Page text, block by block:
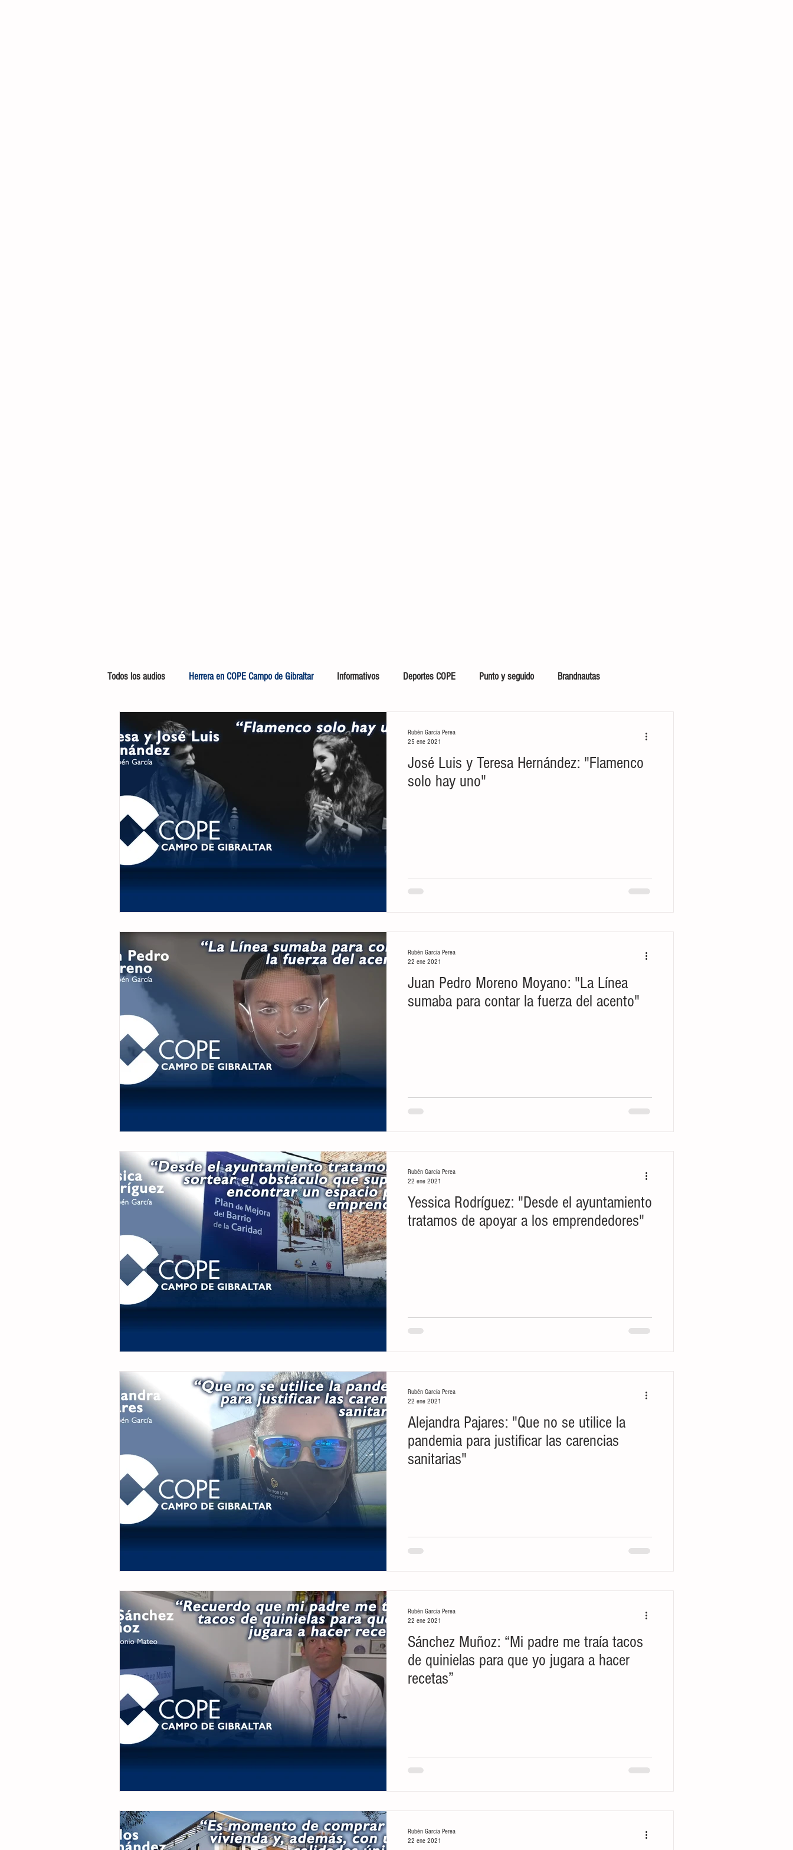
Todos los audios Herrera en COPE Campo de Gibraltar Informativos Deportes COPE Punto y seguido Brandnautas
Te queremos ver Arrancamos motores Crónicas del Mar
José Luis y Teresa Hernández: "Flamenco
solo hay uno"
Rubén García Perea
25 ene 2021
Juan Pedro Moreno Moyano: "La Línea
sumaba para contar la fuerza del acento"
Rubén García Perea
22 ene 2021
Yessica Rodríguez: "Desde el ayuntamiento
tratamos de apoyar a los emprendedores"
Rubén García Perea
22 ene 2021
Alejandra Pajares: "Que no se utilice la
pandemia para justificar las carencias
sanitarias"
Rubén García Perea
22 ene 2021
Sánchez Muñoz: “Mi padre me traía tacos
de quinielas para que yo jugara a hacer
recetas”
Rubén García Perea
22 ene 2021
Rubén García Perea
22 ene 2021